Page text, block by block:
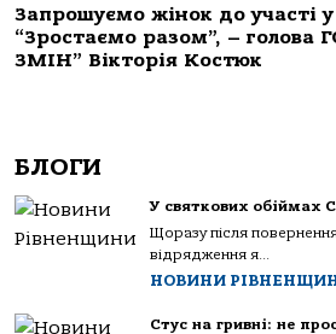
Запрошуємо жінок до участі у
“Зростаємо разом”, – голова
ЗМІН” Вікторія Костюк
БЛОГИ
У святкових обіймах
Щоразу після
відрядження я...
НОВИНИ
Стус на гривні: не